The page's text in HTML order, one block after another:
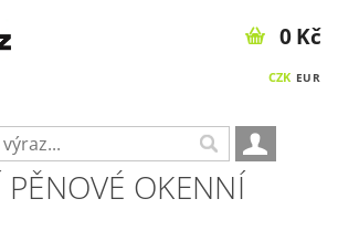
CZK EUR
0 Kč
PĚNOVÉ OKENNÍ